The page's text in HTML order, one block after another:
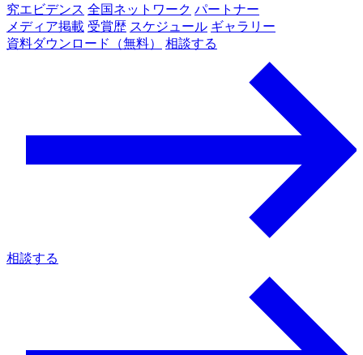
究エビデンス 全国ネットワーク パートナー
メディア掲載 受賞歴 スケジュール ギャラリー
資料ダウンロード（無料）
相談する
相談する